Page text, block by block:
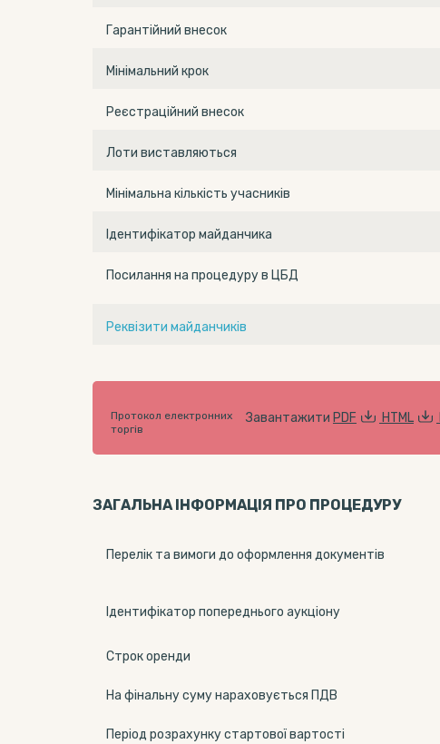
Гарантійний внесок
Мінімальний крок
Реєстраційний внесок
Лоти виставляються
Мінімальна кількість учасників
Ідентифікатор майданчика
Посилання на процедуру в ЦБД
Реквізити майданчиків
Протокол електронних
торгів
Завантажити PDF HTML
ЗАГАЛЬНА ІНФОРМАЦІЯ ПРО ПРОЦЕДУРУ
Перелік та вимоги до оформлення документів
Ідентифікатор попереднього аукціону
Строк оренди
На фінальну суму нараховується ПДВ
Період розрахунку стартової вартості